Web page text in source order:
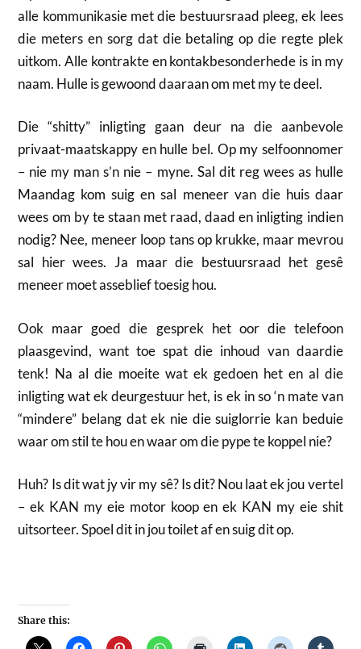
alle kommunikasie met die bestuursraad pleeg, ek lees
die meters en sorg dat die betaling op die regte plek
uitkom. Alle kontrakte en kontakbesonderhede is in my
naam. Hulle is gewoond daaraan om met my te deel.
Die “shitty” inligting gaan deur na die aanbevole
privaat-maatskappy en hulle bel. Op my selfoonnomer
– nie my man s’n nie – myne. Sal dit reg wees as hulle
Maandag kom suig en sal meneer van die huis daar
wees om by te staan met raad, daad en inligting indien
nodig? Nee, meneer loop tans op krukke, maar mevrou
sal hier wees. Ja maar die bestuursraad het gesê
meneer moet asseblief toesig hou.
Ook maar goed die gesprek het oor die telefoon
plaasgevind, want toe spat die inhoud van daardie
tenk! Na al die moeite wat ek gedoen het en al die
inligting wat ek deurgestuur het, is ek in so ‘n mate van
“mindere” belang dat ek nie die suiglorrie kan beduie
waar om stil te hou en waar om die pype te koppel nie?
Huh? Is dit wat jy vir my sê? Is dit? Nou laat ek jou vertel
– ek KAN my eie motor koop en ek KAN my eie shit
uitsorteer. Spoel dit in jou toilet af en suig dit op.
Share this: